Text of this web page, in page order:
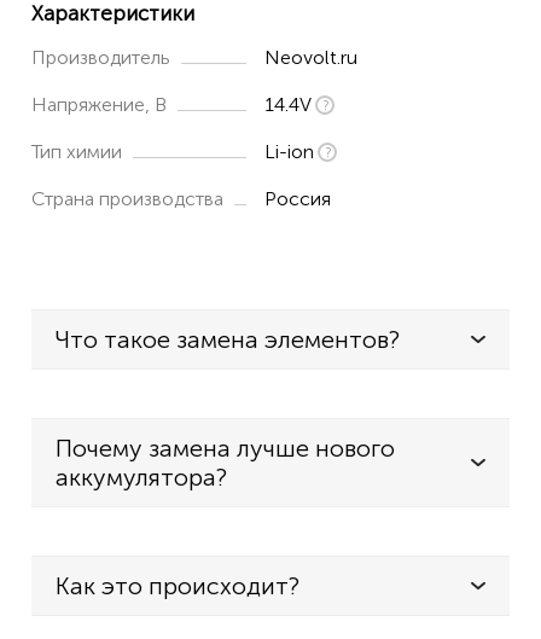
Характеристики
Производитель Neovolt.ru
Напряжение, В 14.4V
Тип химии Li-ion
Страна производства Россия
Что такое замена элементов?
Почему замена лучше нового
аккумулятора?
Как это происходит?